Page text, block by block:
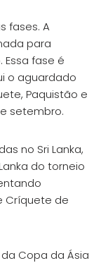
fases. A
para
Essa fase é
o aguardado
Paquistão e
setembro.
no Sri Lanka,
do torneio
Críquete de
Copa da Ásia